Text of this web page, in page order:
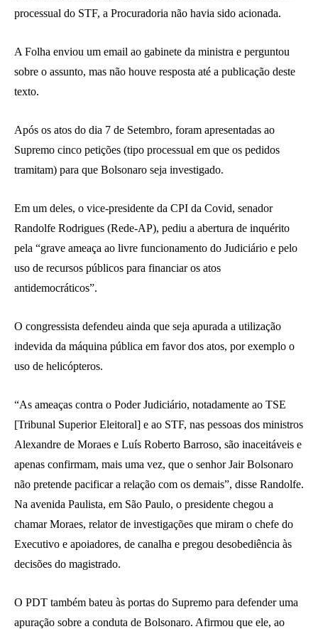
processual do STF, a Procuradoria não havia sido acionada.
A Folha enviou um email ao gabinete da ministra e perguntou
sobre o assunto, mas não houve resposta até a publicação deste
texto.
Após os atos do dia 7 de Setembro, foram apresentadas ao
Supremo cinco petições (tipo processual em que os pedidos
tramitam) para que Bolsonaro seja investigado.
Em um deles, o vice-presidente da CPI da Covid, senador
Randolfe Rodrigues (Rede-AP), pediu a abertura de inquérito
pela “grave ameaça ao livre funcionamento do Judiciário e pelo
uso de recursos públicos para financiar os atos
antidemocráticos”.
O congressista defendeu ainda que seja apurada a utilização
indevida da máquina pública em favor dos atos, por exemplo o
uso de helicópteros.
“As ameaças contra o Poder Judiciário, notadamente ao TSE
[Tribunal Superior Eleitoral] e ao STF, nas pessoas dos ministros
Alexandre de Moraes e Luís Roberto Barroso, são inaceitáveis e
apenas confirmam, mais uma vez, que o senhor Jair Bolsonaro
não pretende pacificar a relação com os demais”, disse Randolfe.
Na avenida Paulista, em São Paulo, o presidente chegou a
chamar Moraes, relator de investigações que miram o chefe do
Executivo e apoiadores, de canalha e pregou desobediência às
decisões do magistrado.
O PDT também bateu às portas do Supremo para defender uma
apuração sobre a conduta de Bolsonaro. Afirmou que ele, ao